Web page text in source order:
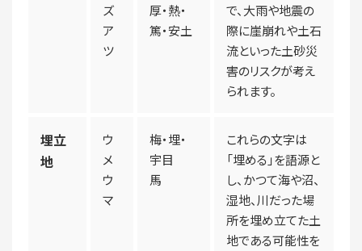
ズ
ア
ツ
厚・熱・
篤・安土
で、大雨や地震の
際に崖崩れや土石
流といった土砂災
害のリスクが考え
られます。
埋立
地
ウ
メ
ウ
マ
梅・埋・
宇目
馬
これらの文字は
「埋める」を語源と
し、かつて海や沼、
湿地、川だった場
所を埋め立てた土
地である可能性を